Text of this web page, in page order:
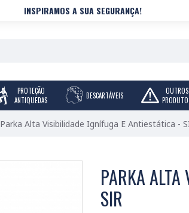
INSPIRAMOS A SUA SEGURANÇA!
PROTEÇÃO
ANTIQUEDAS
DESCARTÁVEIS
OUTROS
Parka Alta Visibilidade Ignífuga E Antiestática -
PARKA
SIR